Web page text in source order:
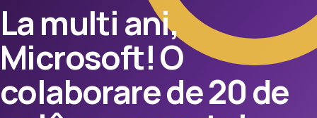
La multi ani,
Microsoft! O
colaborare de 20 de